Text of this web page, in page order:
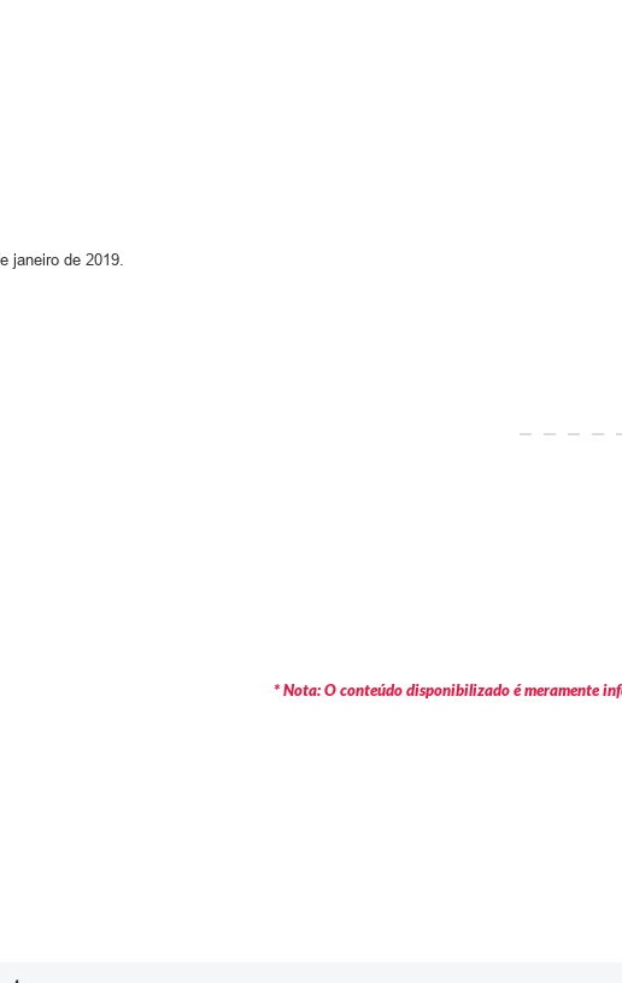
janeiro de 2019.
* Nota: O conteúdo disponibilizado é meramente